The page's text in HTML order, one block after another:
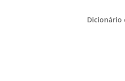
Dicionário